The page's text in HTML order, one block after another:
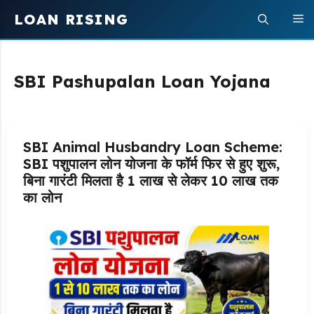
content
LOAN RISING
SBI Pashupalan Loan Yojana
SBI Animal Husbandry Loan Scheme:
SBI पशुपालन लोन योजना के फॉर्म फिर से हुए शुरू,
बिना गारंटी मिलता है 1 लाख से लेकर 10 लाख तक
का लोन